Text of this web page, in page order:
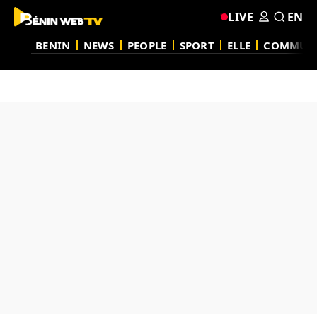
BENIN NEWS PEOPLE SPORT ELLE
LIVE EN